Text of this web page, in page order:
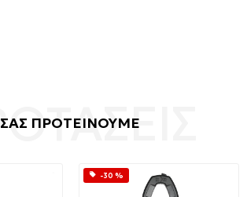
ΣΑΣ ΠΡΟΤΕΙΝΟΥΜΕ
-30 %